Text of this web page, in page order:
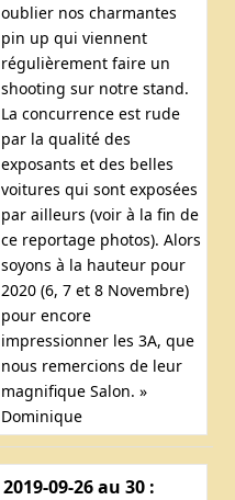
oublier nos charmantes
pin up qui viennent
régulièrement faire un
shooting sur notre stand.
La concurrence est rude
par la qualité des
exposants et des belles
voitures qui sont exposées
par ailleurs (voir à la fin de
ce reportage photos). Alors
soyons à la hauteur pour
2020 (6, 7 et 8 Novembre)
pour encore
impressionner les 3A, que
nous remercions de leur
magnifique Salon. »
Dominique
2019-09-26 au 30 :